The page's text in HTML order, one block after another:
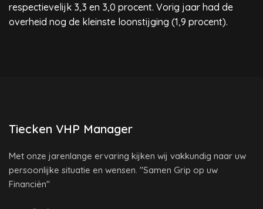
respectievelijk 3,3 en 3,0 procent. Vorig jaar had de
overheid nog de kleinste loonstijging (1,9 procent).
Tiecken VHP Manager
Met onze jarenlange ervaring kijken wij vakkundig naar uw
persoonlijke situatie en wensen. "Samen Grip op uw
Financiën"